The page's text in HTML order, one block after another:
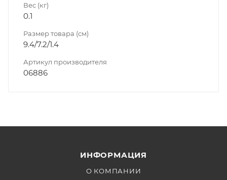
Вес (кг)
0.1
Размер товара (см)
9.4/7.2/1.4
Артикул производителя
06886
ИНФОРМАЦИЯ
О КОМПАНИИ